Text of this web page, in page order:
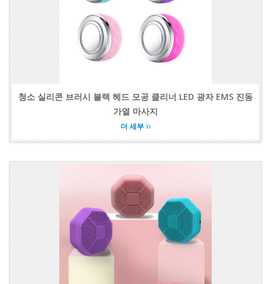
청소 실리콘 브러시 블랙 헤드 모공 클리너 LED 광자 EMS 진동
가열 마사지
더 세부